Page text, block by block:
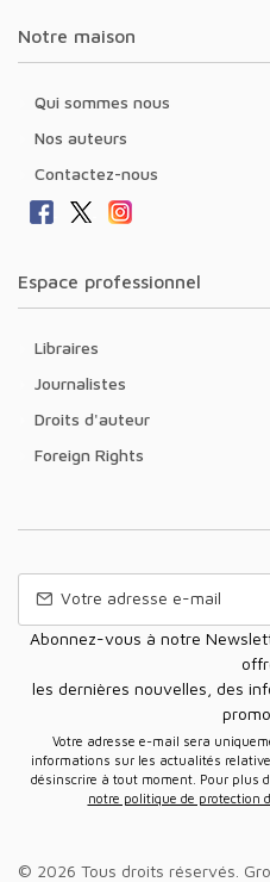
Notre maison
Qui sommes nous
Nos auteurs
Contactez-nous
Espace professionnel
Libraires
Journalistes
Droits d'auteur
Foreign Rights
Abonnez-vous à notre Newsletter pour recevoir nos nouvelles
les dernières nouvelles, des
Votre adresse e-mail sera uniquement utilisée pour vous envoyer des
informations sur les actualités
désinscrire à tout moment. Pour plus
notre politique de protection
© 2026 Tous droits réservés.